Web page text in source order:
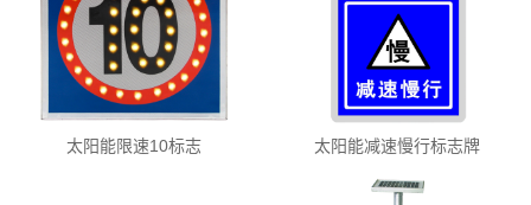
太阳能限速10标志 太阳能减速慢行标志牌